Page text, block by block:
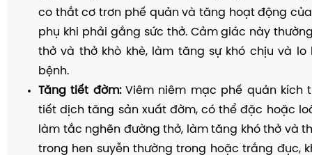
co thắt cơ trơn phế quản và tăng hoạt động
phụ khi phải gắng sức thở. Cảm giác này
thở và thở khò khè, làm tăng sự khó chịu và lo
bệnh.
Tăng tiết đờm:Viêm niêm mạc phế quản kích
tiết dịch tăng sản xuất đờm, có thể đặc hoặc
làm tắc nghẽn đường thở, làm tăng khó thở và
trong hen suyễn thường trong hoặc trắng đục,